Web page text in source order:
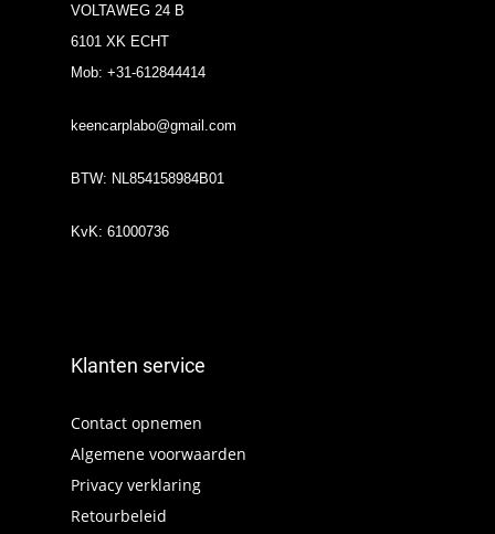
VOLTAWEG 24 B
6101 XK ECHT
Mob: +31-612844414
keencarplabo@gmail.com
BTW: NL854158984B01
KvK: 61000736
Klanten service
Contact opnemen
Algemene voorwaarden
Privacy verklaring
Retourbeleid